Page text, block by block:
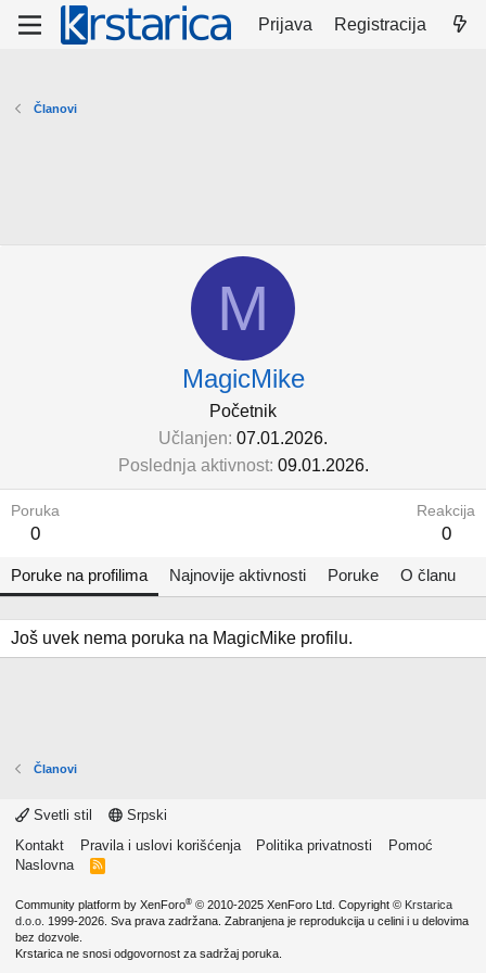
Prijava Registracija
Članovi
M
MagicMike
Početnik
Učlanjen 07.01.2026.
Poslednja aktivnost 09.01.2026.
Poruka
0
Reakcija
0
Poruke na profilima Najnovije aktivnosti Poruke O članu
Još uvek nema poruka na MagicMike profilu.
Članovi
Svetli stil
Srpski
Kontakt
Pravila i uslovi korišćenja Politika privatnosti
Pomoć
Naslovna
R
Community platform by XenForo® © 2010-2025 XenForo Ltd. Copyright © Krstarica
d.o.o. 1999-2026. Sva prava zadržana. Zabranjena je reprodukcija u celini i u delovima
bez dozvole.
Krstarica ne snosi odgovornost za sadržaj poruka.